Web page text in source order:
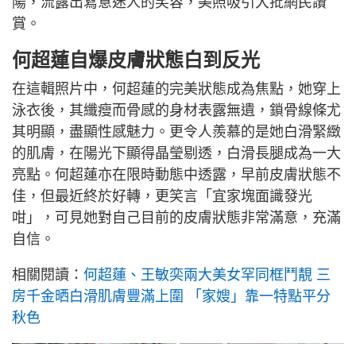
賞。
何超蓮自爆皮膚狀態白到反光
在這輯照片中，何超蓮的完美狀態成為焦點，她穿上
泳衣後，其纖瘦而骨感的身材表露無遺，鎖骨線條尤
其明顯，盡顯性感魅力。更令人羨慕的是她白滑緊緻
的肌膚，在陽光下顯得晶瑩剔透，白滑長腿成為一大
亮點。何超蓮亦在限時動態中透露，早前皮膚狀態不
佳，但最近終於好轉，更笑言「宜家塊面識發光
咁」，可見她對自己目前的皮膚狀態非常滿意，充滿
自信。
相關閱讀： 何超蓮、王敏奕兩大美女罕同框鬥靚 三
房千金晒白滑肌膚豐滿上圍 「家嫂」靠一特點平分
秋色